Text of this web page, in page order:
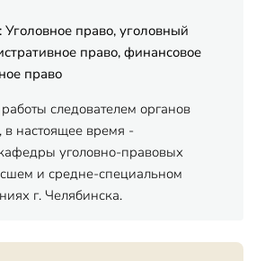
право, уголовный
право, финансовое
право
следователем органов
в настоящее время -
уголовно-правовых
и средне-специальном
г. Челябинска.